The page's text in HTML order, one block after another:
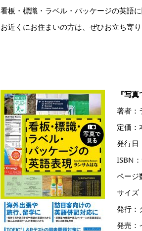
看板・標識・ラベル・パッケージの英語
お近くにお住まいの方は、ぜひお立ち寄
『写
著者
定価：
発行
ISBN
ページ
サイズ
発行：
発売：